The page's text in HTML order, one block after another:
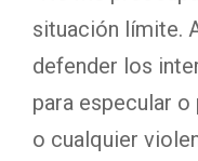
situación límite.
defender los
para especular o
o cualquier